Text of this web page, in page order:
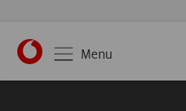
https://www.vodafone.pt
Menu